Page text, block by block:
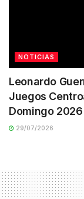
NOTICIAS
Leonardo
Juegos
Domingo 2026
29/07/2026